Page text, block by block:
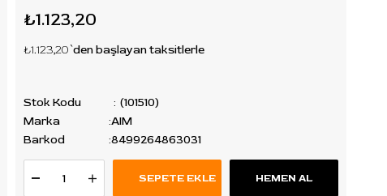
₺1.123,20
₺1.123,20`den başlayan taksitlerle
Stok Kodu
(101510)
Marka
:AIM
Barkod
:8499264863031